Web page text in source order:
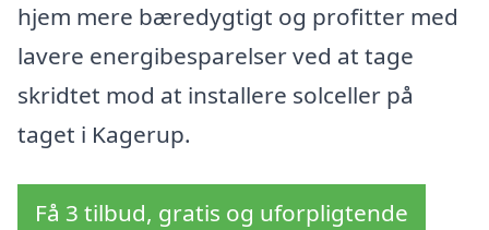
hjem mere bæredygtigt og profitter med
lavere energibesparelser ved at tage
skridtet mod at installere solceller på
taget i Kagerup.
Få 3 tilbud, gratis og uforpligtende